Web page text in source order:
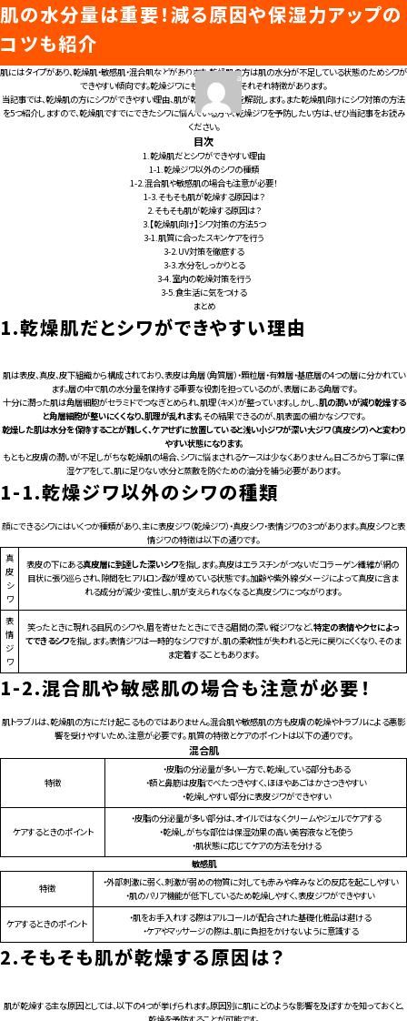
知ると差がつくビューティガイド
トップページ
美容医療ってなんだろう？
美容医療の基本情報
美容医療のスケジュール
美容医療キーワード辞典
美容医療まるわかりコラム
お悩みからコラムをさがす
美容医療クリニック紹介
For CLINIC
タグ:肌の水分量
乾燥肌はシワができやすい？原因や深いシワの
予防につながる対策も！
投
稿
日:
2023年10月11日
投
稿
者
admin
肌にはタイプがあり、乾燥肌・敏感肌・混合肌などがあります。乾燥肌の方は肌の水分が不足している状態のためシワが
できやすい傾向です。乾燥ジワにも種類があり、それぞれ特徴があります。
当記事では、乾燥肌の方にシワができやすい理由、肌が乾燥する原因を解説します。また乾燥肌向けにシワ対策の方法
を5つ紹介しますので、乾燥肌ですでにできたシワに悩んでいる方や、乾燥ジワを予防したい方は、ぜひ当記事をお読み
ください。
目次
1.乾燥肌だとシワができやすい理由
1-1.乾燥ジワ以外のシワの種類
1-2.混合肌や敏感肌の場合も注意が必要！
1-3.そもそも肌が乾燥する原因は？
2.そもそも肌が乾燥する原因は？
3.【乾燥肌向け】シワ対策の方法5つ
3-1.肌質に合ったスキンケアを行う
3-2.UV対策を徹底する
3-3.水分をしっかりとる
3-4.室内の乾燥対策を行う
3-5.食生活に気をつける
まとめ
1.乾燥肌だとシワができやすい理由
肌は表皮、真皮、皮下組織から構成されており、表皮は角層（角質層）・顆粒層・有棘層・基底層の4つの層に分かれてい
ます。層の中で肌の水分量を保持する重要な役割を担っているのが、表層にある角層です。
十分に潤った肌は角層細胞がセラミドでつなぎとめられ、肌理（キメ）が整っています。しかし、肌の潤いが減り乾燥する
と角層細胞が整いにくくなり、肌理が乱れます。その結果できるのが、肌表面の細かなシワです。
乾燥した肌は水分を保持することが難しく、ケアせずに放置していると浅い小ジワが深い大ジワ（真皮シワ）へと変わり
やすい状態になります。
もともと皮膚の潤いが不足しがちな乾燥肌の場合、シワに悩まされるケースは少なくありません。日ごろから丁寧に保
湿ケアをして、肌に足りない水分と蒸散を防ぐための油分を補う必要があります。
1-1.乾燥ジワ以外のシワの種類
顔にできるシワにはいくつか種類があり、主に表皮ジワ（乾燥ジワ）・真皮シワ・表情ジワの3つがあります。真皮シワと表
情ジワの特徴は以下の通りです。
真
皮
シ
ワ
表皮の下にある真皮層に到達した深いシワを指します。真皮はエラスチンがつないだコラーゲン繊維が網の
目状に張り巡らされ、隙間をヒアルロン酸が埋めている状態です。加齢や紫外線ダメージによって真皮に含ま
れる成分が減少・変性し、肌が支えられなくなると真皮シワにつながります。
表
情
ジ
ワ
笑ったときに現れる目尻のシワや、眉を寄せたときにできる眉間の深い縦ジワなど、特定の表情やクセによっ
てできるシワを指します。表情ジワは一時的なシワですが、肌の柔軟性が失われると元に戻りにくくなり、そのま
ま定着することもあります。
1-2.混合肌や敏感肌の場合も注意が必要！
肌トラブルは、乾燥肌の方にだけ起こるものではありません。混合肌や敏感肌の方も皮膚の乾燥やトラブルによる悪影
響を受けやすいため、注意が必要です。 肌質の特徴とケアのポイントは以下の通りです。
混合肌
特徴
・皮脂の分泌量が多い一方で、乾燥している部分もある
・額と鼻筋は皮脂でべたつきやすく、ほほやあごはかさつきやすい
・乾燥しやすい部分に表皮ジワができやすい
ケアするときのポイント
・皮脂の分泌量が多い部分は、オイルではなくクリームやジェルでケアする
・乾燥しがちな部位は保湿効果の高い美容液などを使う
・肌状態に応じてケアの方法を分ける
敏感肌
特徴
・外部刺激に弱く、刺激が弱めの物質に対しても赤みや痒みなどの反応を起こしやすい
・肌のバリア機能が低下しているため乾燥しやすく、表皮ジワができやすい
ケアするときのポイント
・肌をお手入れする際はアルコールが配合された基礎化粧品は避ける
・ケアやマッサージの際は、肌に負担をかけないように意識する
2.そもそも肌が乾燥する原因は？
肌が乾燥する主な原因としては、以下の4つが挙げられます。原因別に肌にどのような影響を及ぼすかを知っておくと、
肌の水分量は重要！減る原因や保湿力アップの
コツも紹介
投
稿
日:
2023年9月8日
投
稿
者
admin